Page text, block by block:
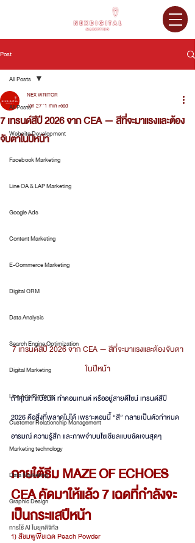
Post
All Posts
Website Development
Facebook Marketing
Line OA & LAP Marketing
Google Ads
Content Marketing
E-Commerce Marketing
Digital CRM
Data Analysis
Search Engine Optimization
Digital Marketing
Line Ads Platform
Customer Relationship Management
Marketing technology
Data Marketing
Graphic Design
การใช้ AI ในยุคดิจิทัล
All Posts
7 เทรนด์สีปี 2026 จาก CEA — สีที่จะมาแรงและต้อง
จับตาในปีหน้า
NEX WRITOR
Jan 27 1 min read
7 เทรนด์สีปี 2026 จาก CEA — สีที่จะมาแรงและต้องจับตา
ในปีหน้า
ถ้าคุณทำแบรนด์ ทำคอนเทนต์ หรืออยู่สายดีไซน์ เทรนด์สีปี
2026 คือสิ่งที่พลาดไม่ได้ เพราะตอนนี้ “สี” กลายเป็นตัวกำหนด
อารมณ์ ความรู้สึก และภาพจำบนโซเชียลแบบชัดเจนสุดๆ
ภายใต้ธีม MAZE OF ECHOES
CEA คัดมาให้แล้ว 7 เฉดที่กำลังจะ
เป็นกระแสปีหน้า
1) สีชมพูพีชเฉด Peach Powder